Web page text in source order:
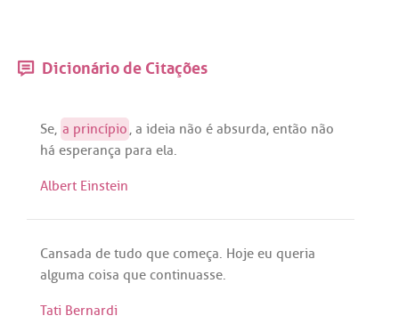
Dicionário de Citações
Se, a princípio, a ideia não é absurda, então não
há esperança para ela.
Albert Einstein
Cansada de tudo que começa. Hoje eu queria
alguma coisa que continuasse.
Tati Bernardi